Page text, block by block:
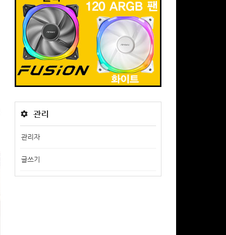
관리
관리자
글쓰기